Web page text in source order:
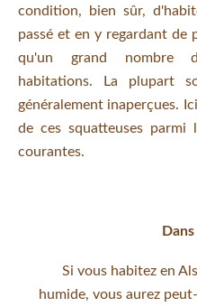
condition, bien sûr,
passé et en y regardant de
qu'un grand nombre
habitations. La plupart
généralement inaperçues.
de ces squatteuses parmi
courantes.
Si vous habitez en
humide, vous aurez